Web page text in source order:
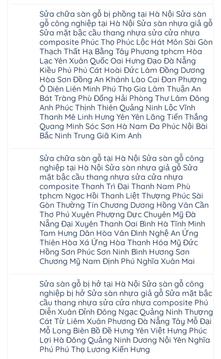
wood
đế
cao
su
IXPE
Hưng
Yên
Sài
Gòn
Ân
Thi
Hoàng
Mai
Mỹ
Hào
Tiên
Lữ
Từ
Liêm
Phù
Cừ
Thanh
Xuân
Kim
Động
Văn
Giang
Cầu
Giấy
Văn
Lâm
tphcm
Khoái
Châu
nhà
hà
nội
Ziccos
Flortex
Wilson
black
Hobi
wood
Glotex
Kosmos
Hobi
wood
Charm
wood
đế
cao
su
IXPE
Phú
Trì
Thanh
Xuân
Đoan
Hùng
Thanh
Ba
Cầu
Giấy
Hạ
Hòa
Cẩm
Khê
Tây
Hồ
Yên
Lập
Thanh
Ninh
hưng
yên
Lâm
Thao
Tam
Nông
hải
phòng
Thanh
Thủy
Tân
Hà
Nội
Sửa
sàn
giả
gỗ
cong
vênh
Sửa
mặt
bậc
cầu
thang
nhựa
sửa
cửa
nhựa
composite
tpHCM
Hoài
Đức
Bình
Dương
Thủ
Đức
Thanh
Xuân
Thái
Nguyên
Phú
Thọ
Bắc
Giang
Long
Biên
Hải
Dương
Bắc
Ninh
Gia
Lâm
Hà
Nam
Hà
Nội
Hưng
Yên
Đông
Anh
bình
luận
ở
Sửa
sàn
gỗ
bị
cong
vênh
tại
Hà
Nội
Sửa
sàn
gỗ
công
nghiệp
tại
Hà
Nội
nhựa
giả
gỗ
cong
vênh
Sửa
mặt
bậc
cầu
thang
nhựa
sửa
cửa
nhựa
composite
hoài
đức
đan
thanh
oai
ứng
hòa
long
biên
sài
gòn
đông
anh
sóc
sơn
Sửa chữa sàn gỗ bị phồng tại Hà Nội Sửa sàn
gỗ công nghiệp tại Hà Nội Sửa sàn nhựa giả gỗ
Sửa mặt bậc cầu thang nhựa sửa cửa nhựa
composite Phúc Thọ Phúc Lộc Hát Môn Sài Gòn
Thạch Thất Hạ Bằng Tây Phương tphcm Hòa
Lạc Yên Xuân Quốc Oai Hưng Đạo Đà Nẵng
Kiều Phú Phú Cát Hoài Đức Lâm Đồng Dương
Hòa Sơn Đồng An Khánh Lào Cai Đan Phượng
Ô Diên Liên Minh Phú Thọ Gia Lâm Thuận An
Bát Tràng Phù Đổng Hải Phòng Thư Lâm Đông
Anh Phúc Thịnh Thiên Quảng Ninh Lộc Vĩnh
Thanh Mê Linh Hưng Yên Yên Lãng Tiến Thắng
Quang Minh Sóc Sơn Hà Nam Đa Phúc Nội Bài
Bắc Ninh Trung Giã Kim Anh
bình
luận
ở
Sửa
chữa
sàn
gỗ
bị
phồng
tại
Hà
Nội
Sửa
sàn
gỗ
công
nghiệp
Nội
Sửa
sàn
nhựa
giả
gỗ
Sửa
mặt
bậc
cầu
thang
nhựa
Sửa chữa sàn gỗ tại Hà Nội Sửa sàn gỗ công
nghiệp tại Hà Nội Sửa sàn nhựa giả gỗ Sửa
mặt bậc cầu thang nhựa sửa cửa nhựa
composite Thanh Trì Đại Thanh Nam Phù
tphcm Ngọc Hồi Thanh Liệt Thượng Phúc Sài
Gòn Thường Tín Chương Dương Hồng Vân Cần
Thơ Phú Xuyên Phượng Dực Chuyên Mỹ Đà
Nẵng Đại Xuyên Thanh Oai Bình Hà Tĩnh Minh
Tam Hưng Dân Hòa Vân Đình Nghệ An Ứng
Thiên Hòa Xá Ứng Hòa Thanh Hóa Mỹ Đức
Hồng Sơn Phúc Sơn Ninh Bình Hương Sơn
Chương Mỹ Nam Định Phú Nghĩa Xuân Mai
bình
luận
ở
Sửa
chữa
sàn
gỗ
tại
Hà
Nội
Sửa
sàn
Sửa sàn gỗ bị hở tại Hà Nội Sửa sàn gỗ công
nghiệp bị hở Sửa sàn nhựa giả gỗ Sửa mặt bậc
cầu thang nhựa sửa cửa nhựa composite Phú
Diễn Xuân Đỉnh Đông Ngạc Quảng Ninh Thượng
Cát Từ Liêm Xuân Phương Đà Nẵng Tây Mỗ Đại
Mỗ Long Biên Bồ Đề Hưng Yên Việt Hưng Phúc
Lợi Hà Đông Quảng Ninh Dương Nội Yên Nghĩa
Phú Phú Thọ Lương Kiến Hưng